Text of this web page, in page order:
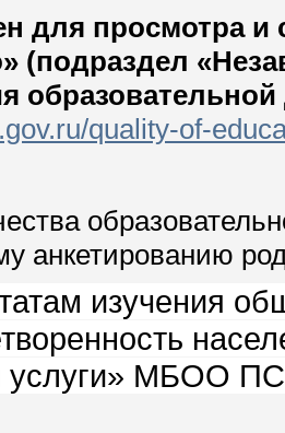
для просмотра и
(подраздел
образовательной
quality-of-
анкетированию
изучения
услуги» МБОО